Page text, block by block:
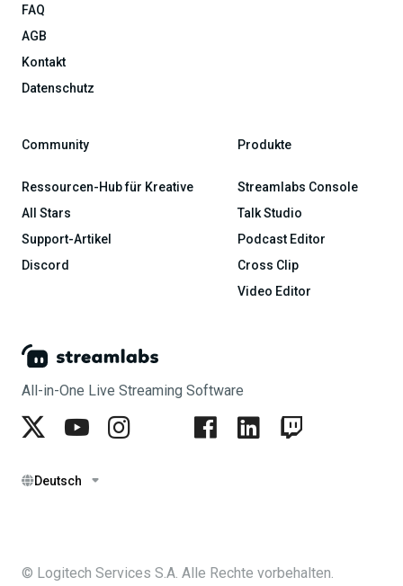
All-in-One Live Streaming Software
Deutsch
FAQ
AGB
Kontakt
Datenschutz
Community
Ressourcen-Hub für Kreative
All Stars
Support-Artikel
Discord
Produkte
Streamlabs Console
Talk Studio
Podcast Editor
Cross Clip
Video Editor
© Logitech Services S.A. Alle Rechte vorbehalten.